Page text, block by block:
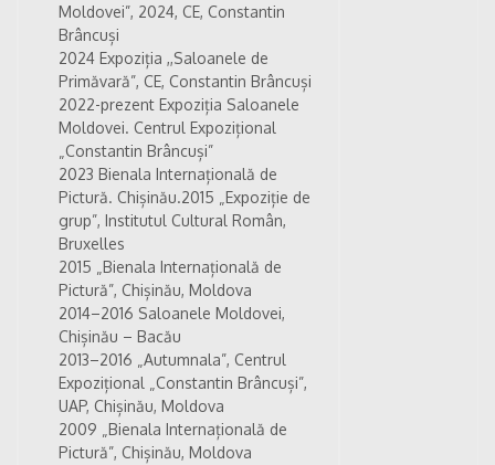
Moldovei”, 2024, CE, Constantin
Brâncuși
2024 Expoziția ,,Saloanele de
Primăvară”, CE, Constantin Brâncuși
2022-prezent Expoziția Saloanele
Moldovei. Centrul Expozițional
„Constantin Brâncuși”
2023 Bienala Internațională de
Pictură. Chișinău.2015 „Expoziție de
grup”, Institutul Cultural Român,
Bruxelles
2015 „Bienala Internațională de
Pictură”, Chișinău, Moldova
2014–2016 Saloanele Moldovei,
Chișinău – Bacău
2013–2016 „Autumnala”, Centrul
Expozițional „Constantin Brâncuși”,
UAP, Chișinău, Moldova
2009 „Bienala Internațională de
Pictură”, Chișinău, Moldova